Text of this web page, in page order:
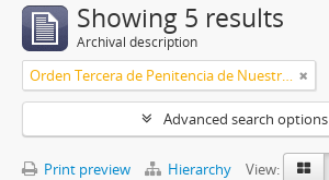
Showing 5 results
Archival description
Orden Tercera de Penitencia de Nuestro Padre San Francisco
Advanced search options
Print preview Hierarchy
View: